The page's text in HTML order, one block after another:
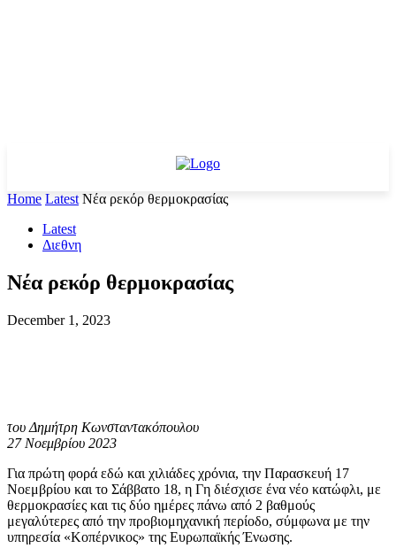
Home Latest Νέα ρεκόρ θερμοκρασίας
Latest
Διεθνη
Νέα ρεκόρ θερμοκρασίας
December 1, 2023
του Δημήτρη Κωνσταντακόπουλου
27 Νοεμβρίου 2023
Για πρώτη φορά εδώ και χιλιάδες χρόνια, την Παρασκευή 17
Νοεμβρίου και το Σάββατο 18, η Γη διέσχισε ένα νέο κατώφλι, με
θερμοκρασίες και τις δύο ημέρες πάνω από 2 βαθμούς
μεγαλύτερες από την προβιομηχανική περίοδο, σύμφωνα με την
υπηρεσία «Κοπέρνικος» της Ευρωπαϊκής Ένωσης.